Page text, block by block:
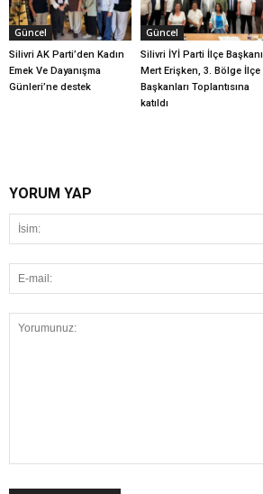
Güncel
Silivri AK Parti’den Kadın
Emek Ve Dayanışma
Günleri’ne destek
Güncel
Silivri İYİ Parti İlçe Başkanı
Mert Erişken, 3. Bölge İlçe
Başkanları Toplantısına
katıldı
YORUM YAP